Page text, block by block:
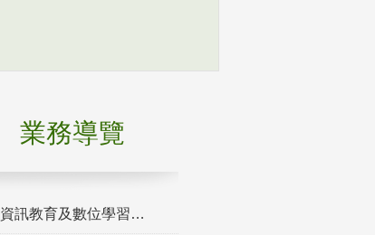
業務導覽
資訊教育及數位學習